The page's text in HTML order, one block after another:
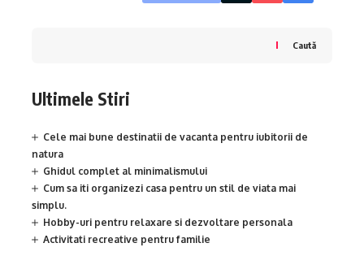
Caută
Ultimele Stiri
Cele mai bune destinatii de vacanta pentru iubitorii de
natura
Ghidul complet al minimalismului
Cum sa iti organizezi casa pentru un stil de viata mai
simplu.
Hobby-uri pentru relaxare si dezvoltare personala
Activitati recreative pentru familie